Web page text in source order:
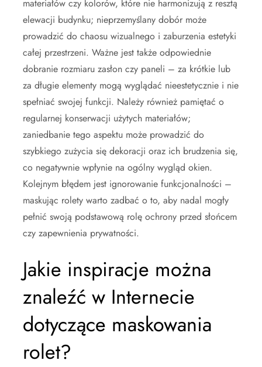
materiałów czy kolorów, które nie harmonizują z resztą
elewacji budynku; nieprzemyślany dobór może
prowadzić do chaosu wizualnego i zaburzenia estetyki
całej przestrzeni. Ważne jest także odpowiednie
dobranie rozmiaru zasłon czy paneli – za krótkie lub
za długie elementy mogą wyglądać nieestetycznie i nie
spełniać swojej funkcji. Należy również pamiętać o
regularnej konserwacji użytych materiałów;
zaniedbanie tego aspektu może prowadzić do
szybkiego zużycia się dekoracji oraz ich brudzenia się,
co negatywnie wpłynie na ogólny wygląd okien.
Kolejnym błędem jest ignorowanie funkcjonalności –
maskując rolety warto zadbać o to, aby nadal mogły
pełnić swoją podstawową rolę ochrony przed słońcem
czy zapewnienia prywatności.
Jakie inspiracje można
znaleźć w Internecie
dotyczące maskowania
rolet?